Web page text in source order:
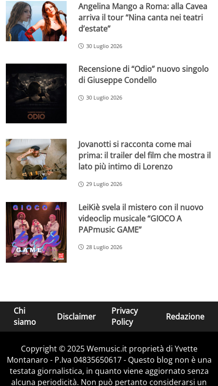
Angelina Mango a Roma: alla Cavea
arriva il tour “Nina canta nei teatri
d’estate”
30 Luglio 2026
Recensione di “Odio” nuovo singolo
di Giuseppe Condello
30 Luglio 2026
Jovanotti si racconta come mai
prima: il trailer del film che mostra il
lato più intimo di Lorenzo
29 Luglio 2026
LeiKiè svela il mistero con il nuovo
videoclip musicale “GIOCO A
PAPmusic GAME”
28 Luglio 2026
Chi
siamo
Disclaimer
Privacy
Policy
Redazione
Copyright © 2025 Wemusic.it proprietà di Yvette
Montanaro - P.Iva 04835650617 - Questo blog non è una
testata giornalistica, in quanto viene aggiornato senza
alcuna periodicità. Non può pertanto considerarsi un